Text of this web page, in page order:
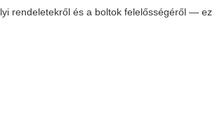
rendeletekről és a boltok felelősségéről — ez